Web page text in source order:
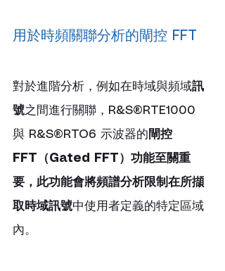
用於時頻關聯分析的閘控 FFT
對於進階分析，例如在時域與頻域訊
號之間進行關聯，R&S®RTE1000
與 R&S®RTO6 示波器的閘控
FFT（Gated FFT）功能至關重
要，此功能會將頻譜分析限制在所擷
取時域訊號中使用者定義的特定區域
內。